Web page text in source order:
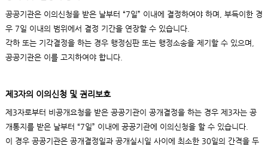
공공기관은 이의신청을 받은 날부터 “7일” 이내에 결정하여야 하며, 부득이한 경
우 7일 이내의 범위에서 결정 기간을 연장할 수 있습니다.
각하 또는 기각결정을 하는 경우 행정심판 또는 행정소송을 제기할 수 있으며,
공공기관은 이를 고지하여야 합니다.
제3자의 이의신청 및 권리보호
제3자로부터 비공개요청을 받은 공공기관이 공개결정을 하는 경우 제3자는 공
개통지를 받은 날부터 “7일” 이내에 공공기관에 이의신청을 할 수 있습니다.
이 경우 공공기관은 공개결정일과 공개실시일 사이에 최소한 30일의 간격을 두